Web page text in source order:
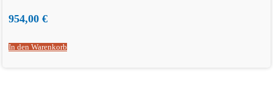
954,00 €
In den Warenkorb